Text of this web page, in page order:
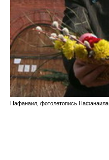
Нафанаил, фотолетопись Нафанаила